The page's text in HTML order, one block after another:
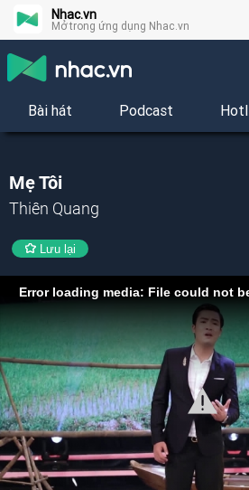
Nhac.vn
Mở trong ứng dụng Nhac.vn
Bài hát Podcast
Mẹ Tôi
Thiên Quang
Lưu lại
Error loading media: File could not